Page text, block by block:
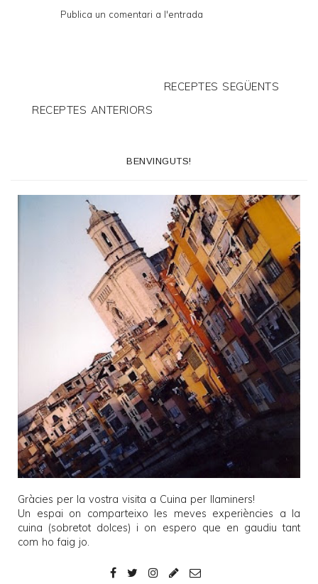
Publica un comentari a l'entrada
RECEPTES SEGÜENTS
RECEPTES ANTERIORS
BENVINGUTS!
Gràcies per la vostra visita a Cuina per llaminers!
Un espai on comparteixo les meves experiències a la
cuina (sobretot dolces) i on espero que en gaudiu tant
com ho faig jo.